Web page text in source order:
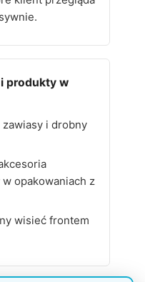
produkty w
i drobny
opakowaniach z
wisieć frontem